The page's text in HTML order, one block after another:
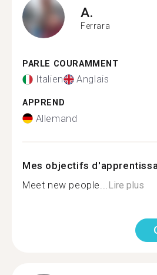
A.
Ferrara
PARLE COURAMMENT
Italien Anglais
APPREND
Allemand
Mes objectifs
Meet new people... Lire plus